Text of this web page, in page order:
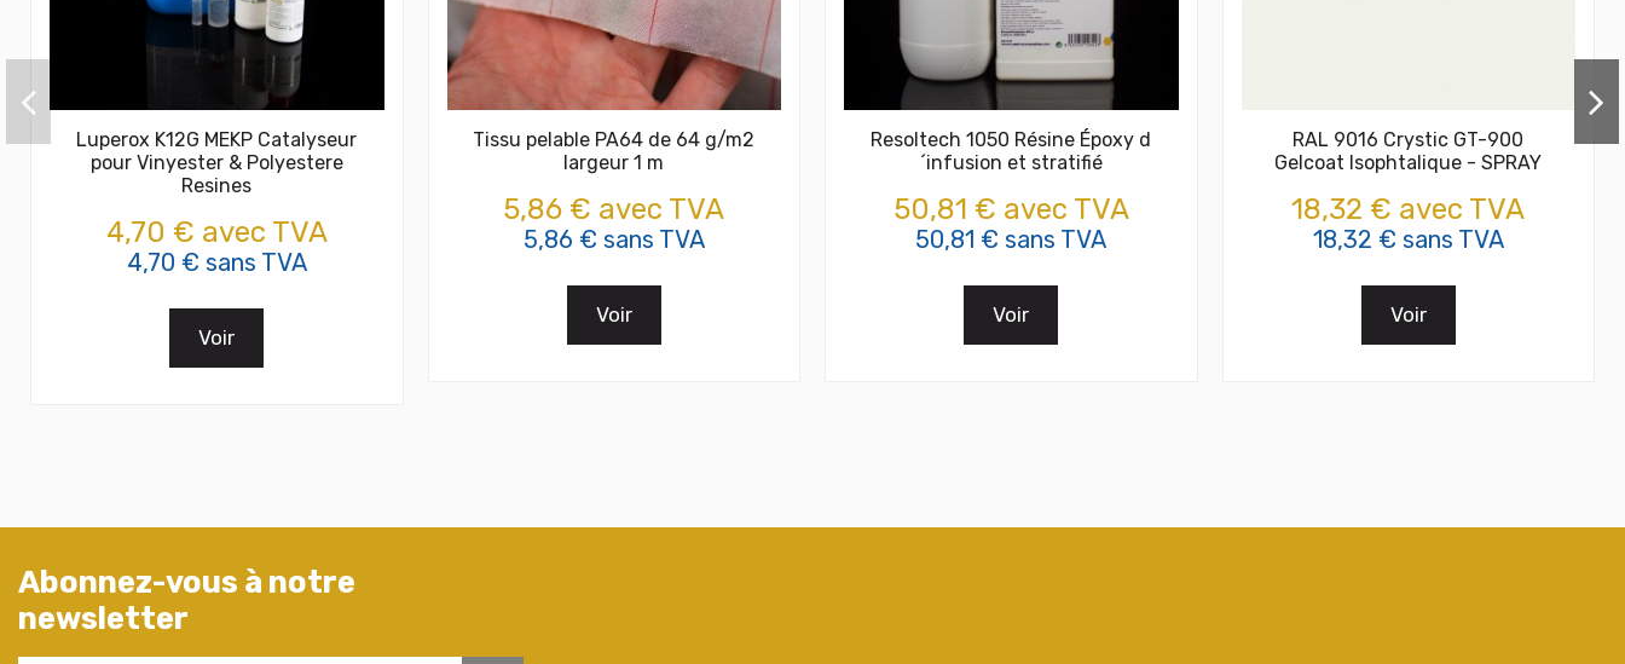
Luperox K12G MEKP Catalyseur
pour Vinyester & Polyestere
Resines
4,70 € avec TVA
4,70 € sans TVA
Voir
Tissu pelable PA64 de 64 g/m2
largeur 1 m
5,86 € avec TVA
5,86 € sans TVA
Voir
Resoltech 1050 Résine Époxy d
´infusion et stratifié
50,81 € avec TVA
50,81 € sans TVA
Voir
RAL 9016 Crystic GT-900
Gelcoat Isophtalique - SPRAY
18,32 € avec TVA
18,32 € sans TVA
Voir
Abonnez-vous à notre
newsletter